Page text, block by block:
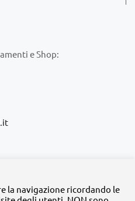
e Shop:
la navigazione ricordando le